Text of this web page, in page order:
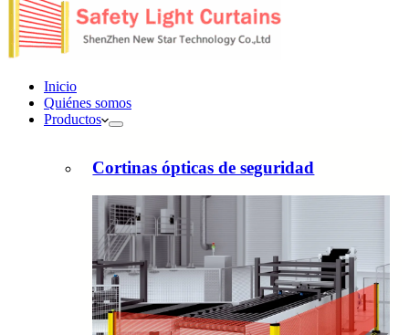
Inicio
Quiénes somos
Productos
Cortinas ópticas de seguridad